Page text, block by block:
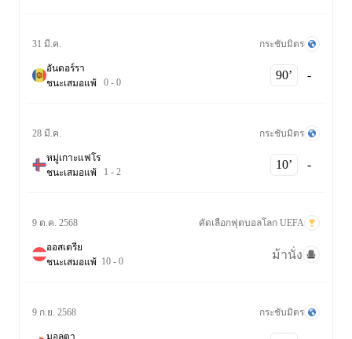
31 มี.ค. กระชับมิตร
อันดอร์รา
ชนะเสมอแพ้ 0 - 0
90‎’‎ -
28 มี.ค. กระชับมิตร
หมู่เกาะแฟโร
ชนะเสมอแพ้ 1 - 2
10‎’‎ -
9 ต.ค. 2568 คัดเลือกฟุตบอลโลก UEFA
ออสเตรีย
ชนะเสมอแพ้ 10 - 0
ม้านั่ง
9 ก.ย. 2568 กระชับมิตร
มอลตา